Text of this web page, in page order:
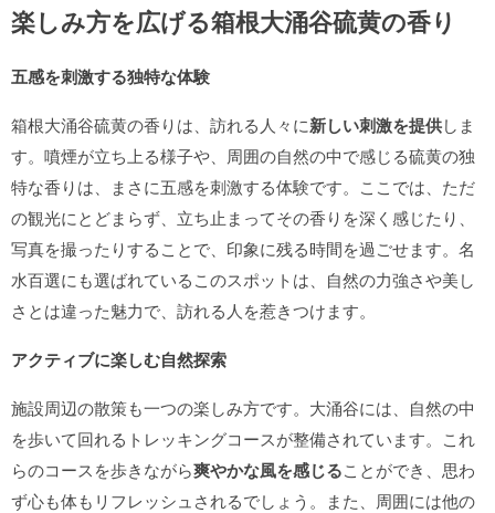
楽しみ方を広げる箱根大涌谷硫黄の香り
五感を刺激する独特な体験
箱根大涌谷硫黄の香りは、訪れる人々に新しい刺激を提供しま
す。噴煙が立ち上る様子や、周囲の自然の中で感じる硫黄の独
特な香りは、まさに五感を刺激する体験です。ここでは、ただ
の観光にとどまらず、立ち止まってその香りを深く感じたり、
写真を撮ったりすることで、印象に残る時間を過ごせます。名
水百選にも選ばれているこのスポットは、自然の力強さや美し
さとは違った魅力で、訪れる人を惹きつけます。
アクティブに楽しむ自然探索
施設周辺の散策も一つの楽しみ方です。大涌谷には、自然の中
を歩いて回れるトレッキングコースが整備されています。これ
らのコースを歩きながら爽やかな風を感じることができ、思わ
ず心も体もリフレッシュされるでしょう。また、周囲には他の